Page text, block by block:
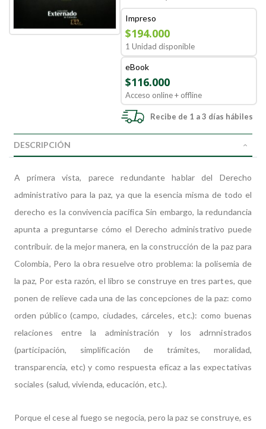
Impreso
$194.000
1 Unidad disponible
eBook
$116.000
Acceso online + offline
Recibe de 1 a 3 días hábiles
DESCRIPCIÓN
A primera vista, parece redundante hablar del Derecho
administrativo para la paz, ya que la esencia misma de todo el
derecho es la convivencia pacífica Sin embargo, la redundancia
apunta a preguntarse cómo el Derecho administrativo puede
contribuir. de la mejor manera, en la construcción de la paz para
Colombia, Pero la obra resuelve otro problema: la polisemia de
la paz, Por esta razón, el libro se construye en tres partes, que
ponen de relieve cada una de las concepciones de la paz: como
orden público (campo, ciudades, cárceles, etc.): como buenas
relaciones entre la administración y los adrnnistrados
(participación, simplificación de trámites, moralidad,
transparencia, etc) y como respuesta eficaz a las expectativas
sociales (salud, vivienda, educación, etc.).
Porque el cese al fuego se negocia, pero la paz se construye, es